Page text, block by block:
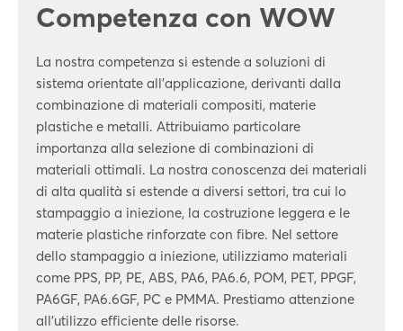
Competenza con WOW
La nostra competenza si estende a soluzioni di
sistema orientate all'applicazione, derivanti dalla
combinazione di materiali compositi, materie
plastiche e metalli. Attribuiamo particolare
importanza alla selezione di combinazioni di
materiali ottimali. La nostra conoscenza dei materiali
di alta qualità si estende a diversi settori, tra cui lo
stampaggio a iniezione, la costruzione leggera e le
materie plastiche rinforzate con fibre. Nel settore
dello stampaggio a iniezione, utilizziamo materiali
come PPS, PP, PE, ABS, PA6, PA6.6, POM, PET, PPGF,
PA6GF, PA6.6GF, PC e PMMA. Prestiamo attenzione
all'utilizzo efficiente delle risorse.